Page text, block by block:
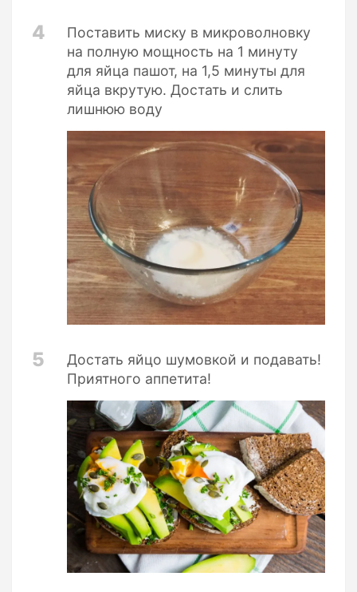
4
Поставить миску в микроволновку
на полную мощность на 1 минуту
для яйца пашот, на 1,5 минуты для
яйца вкрутую. Достать и слить
лишнюю воду
5
Достать яйцо шумовкой и подавать!
Приятного аппетита!